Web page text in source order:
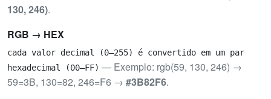
130, 246).
RGB → HEX
cada valor decimal (0–255) é convertido em um par
hexadecimal (00–FF) — Exemplo: rgb(59, 130, 246) →
59=3B, 130=82, 246=F6 → #3B82F6.